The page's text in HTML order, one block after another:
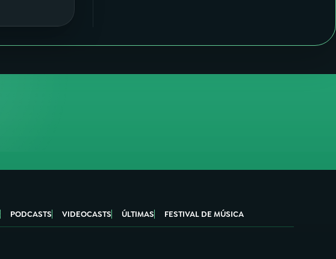
PODCASTS VIDEOCASTS ÚLTIMAS FESTIVAL DE MÚSICA